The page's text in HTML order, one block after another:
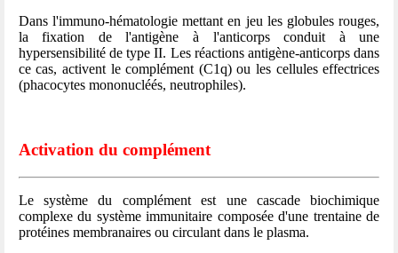
Dans l'immuno-hématologie mettant en jeu les globules rouges,
la fixation de l'antigène à l'anticorps conduit à une
hypersensibilité de type II. Les réactions antigène-anticorps dans
ce cas, activent le complément (C1q) ou les cellules effectrices
(phacocytes mononucléés, neutrophiles).
Activation du complément
Le système du complément est une cascade biochimique
complexe du système immunitaire composée d'une trentaine de
protéines membranaires ou circulant dans le plasma.